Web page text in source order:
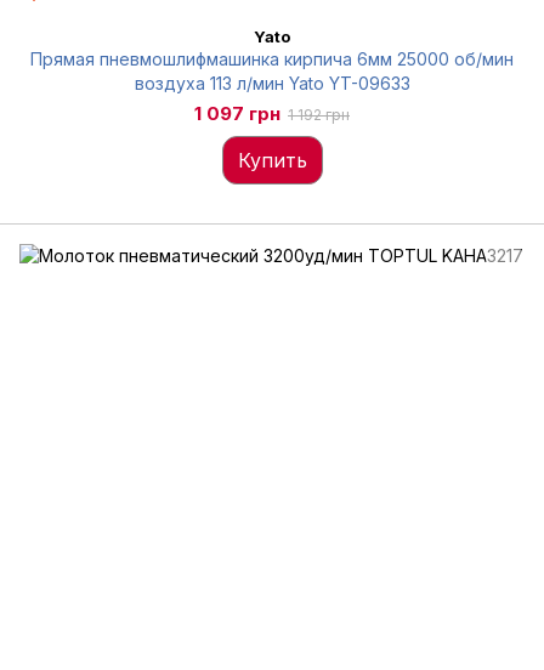
Yato
Прямая пневмошлифмашинка кирпича 6мм 25000 об/мин
воздуха 113 л/мин Yato YT-09633
1 097 грн 1 192 грн
Купить